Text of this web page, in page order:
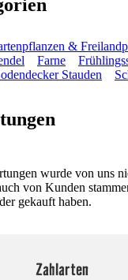
&
Farne
Stauden
wurde von uns
von Kunden
gekauft haben.
Zahlarten